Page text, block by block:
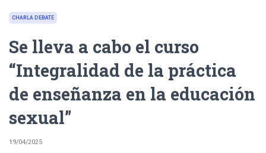
CHARLA DEBATE
Se lleva a cabo el curso
“Integralidad de la práctica
de enseñanza en la educación
sexual”
19/04/2025